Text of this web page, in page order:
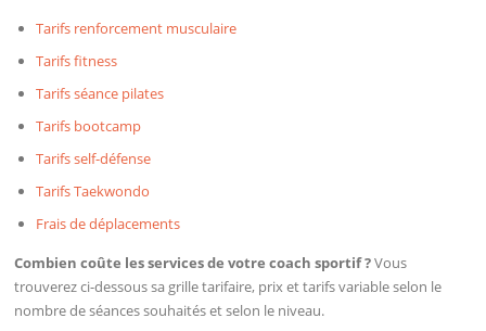
Tarifs renforcement musculaire
Tarifs fitness
Tarifs séance pilates
Tarifs bootcamp
Tarifs self-défense
Tarifs Taekwondo
Frais de déplacements
Combien coûte les services de votre coach sportif ?Vous
trouverez ci-dessous sa grille tarifaire, prix et tarifs variable selon le
nombre de séances souhaités et selon le niveau.